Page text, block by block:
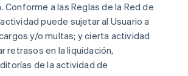
Conforme a las Reglas de la Red de
puede sujetar al Usuario a
y/o multas; y cierta actividad
retrasos en la liquidación,
de la actividad de